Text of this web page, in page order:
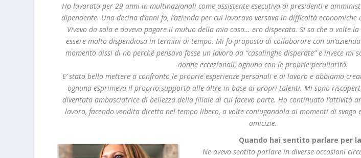
Ho lavorato per 29 anni in multinazionali come assistente esecutiva di presidenti e
dipendente. Una decina d’anni fa, l’azienda per cui lavoravo versava in difficoltà
Vivevo da sola e dovevo pagare il mutuo della mia casa… ero disperata. Si sa che a volte
essere molto dispendiosa in termini di tempo. Mi fu proposto di collaborare con
momento dissi di no perché pensavo fosse un lavoro da “casalinghe disperate” e invece
donne eccezionali, ognuna con le proprie peculiarità.
E’ stato bello mettere a confronto le proprie esperienze personali e di lavoro e abbiamo
ognuna esprimeva il proprio supporto alle altre in base ai propri talenti. Mi sono
diventata ambasciatrice di bellezza della filiale di cui facevo parte. Ho continuato l’attività
lavoro, facendo vendita diretta nel tempo libero, a volte coniugandola ai momenti di svago
amicizie.
Quando hai sentito parlare per
Ne avevo sentito parlare in diverse occasioni